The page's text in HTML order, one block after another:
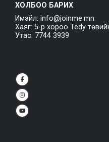
ХОЛБОО БАРИХ
Имэйл: info@joinme.mn
Хаяг: 5-р хороо Tedy
Утас: 7744 3939